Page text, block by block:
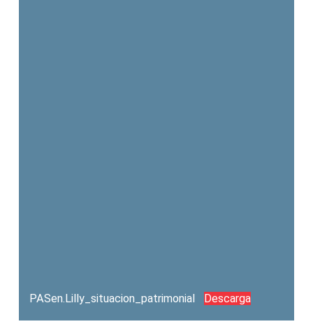
PASen.Lilly_situacion_patrimonial Descarga